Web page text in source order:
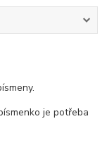
je potřeba